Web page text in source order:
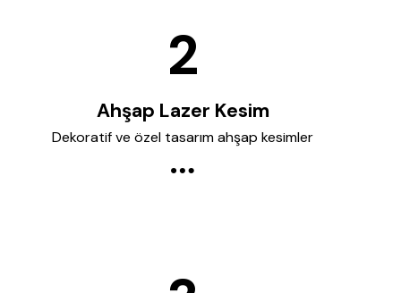
Ahşap Lazer Kesim
Dekoratif ve özel tasarım ahşap kesimler